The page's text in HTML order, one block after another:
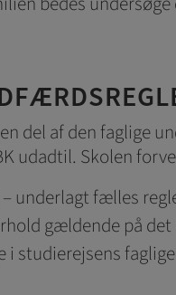
del af den faglige
udadtil. Skolen
– underlagt fælles
gældende på det
i studierejsens
dvs. vise indhold,
registrerer, hvad
på internettet.